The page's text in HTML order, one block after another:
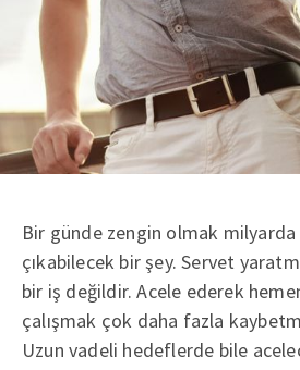
Bir günde zengin olmak milyarda
çıkabilecek bir şey. Servet
bir iş değildir. Acele ederek
çalışmak çok daha fazla
Uzun vadeli hedeflerde bile